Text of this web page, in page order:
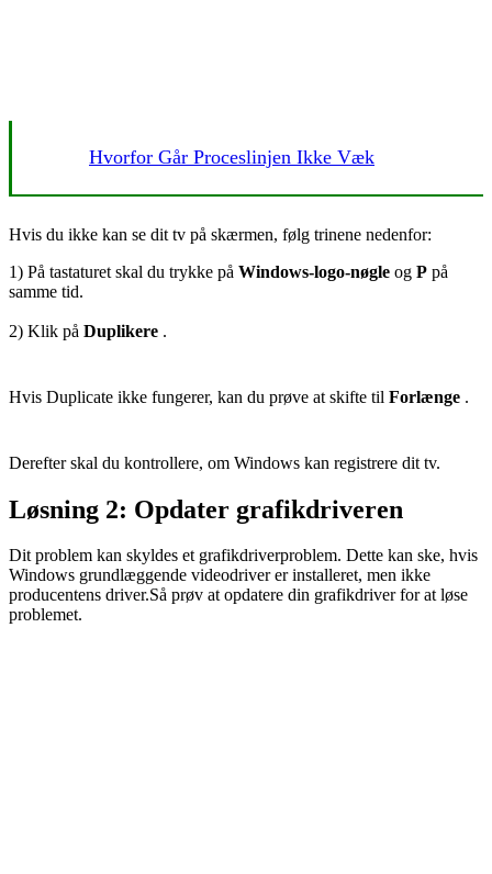
Hvorfor Går Proceslinjen Ikke Væk
Hvis du ikke kan se dit tv på skærmen, følg trinene nedenfor:
1) På tastaturet skal du trykke på Windows-logo-nøgle og P på
samme tid.
2) Klik på Duplikere .
Hvis Duplicate ikke fungerer, kan du prøve at skifte til Forlænge .
Derefter skal du kontrollere, om Windows kan registrere dit tv.
Løsning 2: Opdater grafikdriveren
Dit problem kan skyldes et grafikdriverproblem. Dette kan ske, hvis
Windows grundlæggende videodriver er installeret, men ikke
producentens driver.Så prøv at opdatere din grafikdriver for at løse
problemet.